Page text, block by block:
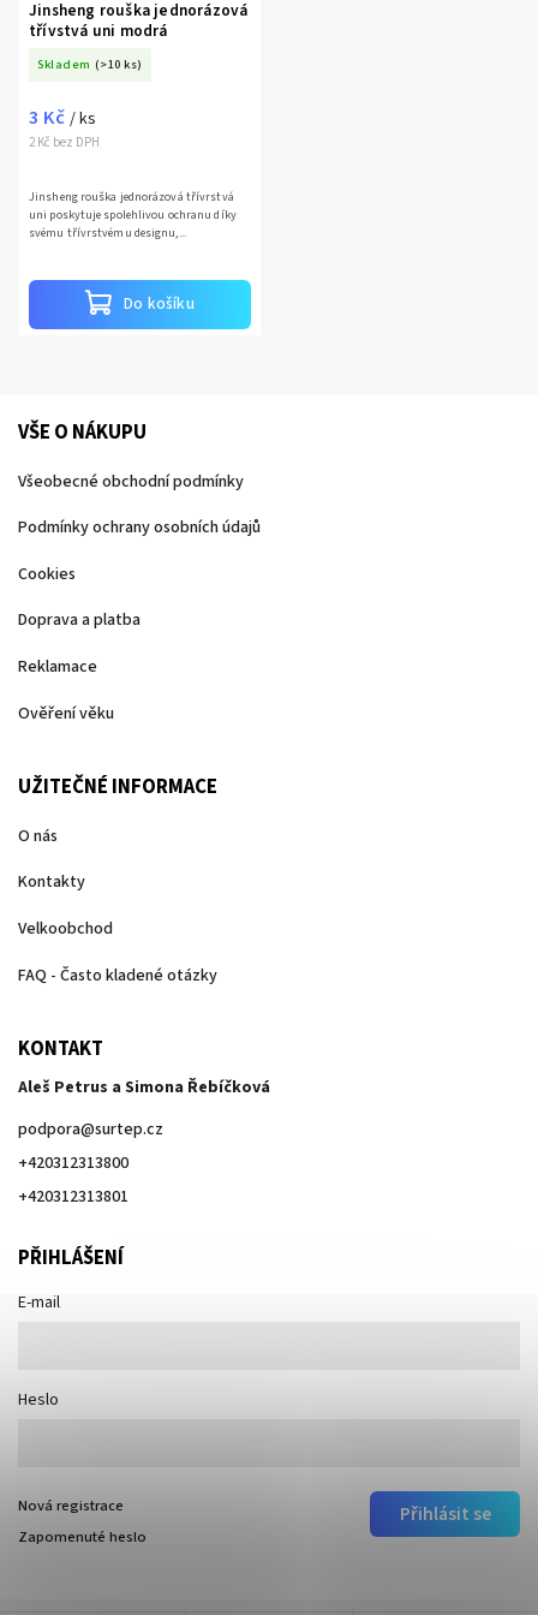
Jinsheng rouška jednorázová
třívstvá uni modrá
Skladem (>10 ks)
2 Kč bez DPH
3 Kč / ks
Do košíku
Jinsheng rouška jednorázová třívrstvá
uni poskytuje spolehlivou ochranu díky
svému třívrstvému designu,...
VŠE O NÁKUPU
Všeobecné obchodní podmínky
Podmínky ochrany osobních údajů
Cookies
Doprava a platba
Reklamace
Ověření věku
UŽITEČNÉ INFORMACE
O nás
Kontakty
Velkoobchod
FAQ - Často kladené otázky
KONTAKT
Aleš Petrus a Simona Řebíčková
podpora@surtep.cz
+420312313800
+420312313801
PŘIHLÁŠENÍ
E-mail
Heslo
Přihlásit se
Nová registrace
Zapomenuté heslo